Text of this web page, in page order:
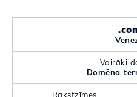
Vairāki
Domēna
Rakstzīmes